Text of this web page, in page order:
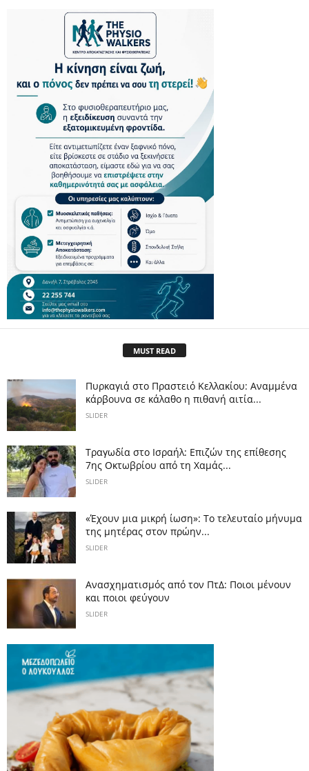
MUST READ
Πυρκαγιά στο Πραστειό Κελλακίου: Αναμμένα
κάρβουνα σε κάλαθο η πιθανή αιτία...
SLIDER
Τραγωδία στο Ισραήλ: Επιζών της επίθεσης
7ης Οκτωβρίου από τη Χαμάς...
SLIDER
«Έχουν μια μικρή ίωση»: Το τελευταίο μήνυμα
της μητέρας στον πρώην...
SLIDER
Ανασχηματισμός από τον ΠτΔ: Ποιοι μένουν
και ποιοι φεύγουν
SLIDER